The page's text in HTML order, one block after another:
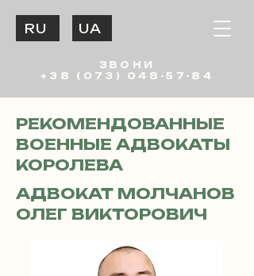
ЗВОНИ
+38 (073) 048-57-84
UA
RU
РЕКОМЕНДОВАННЫЕ
ВОЕННЫЕ АДВОКАТЫ
КОРОЛЕВА
АДВОКАТ МОЛЧАНОВ
ОЛЕГ ВИКТОРОВИЧ